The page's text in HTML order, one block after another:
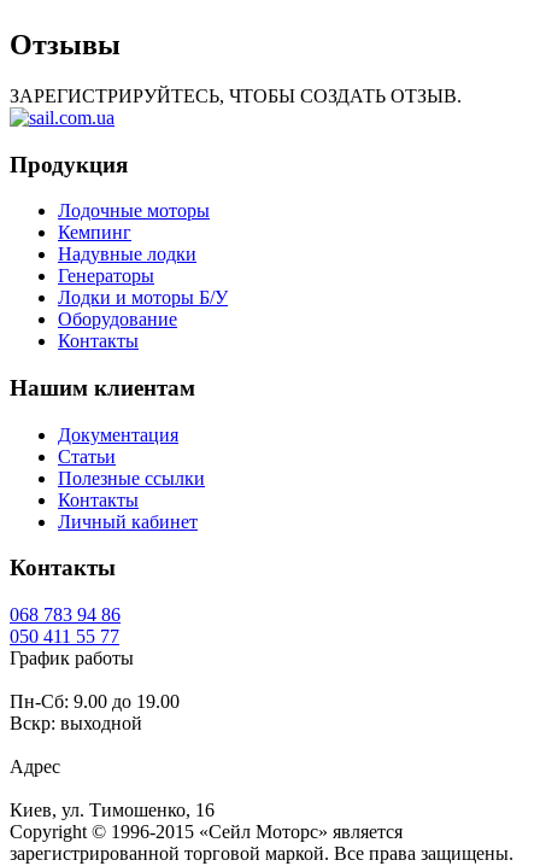
Отзывы
ЗАРЕГИСТРИРУЙТЕСЬ, ЧТОБЫ СОЗДАТЬ ОТЗЫВ.
Продукция
Лодочные моторы
Кемпинг
Надувные лодки
Генераторы
Лодки и моторы Б/У
Оборудование
Контакты
Нашим клиентам
Документация
Статьи
Полезные ссылки
Контакты
Личный кабинет
Контакты
068 783 94 86
050 411 55 77
График работы
Пн-Сб: 9.00 до 19.00
Вскр: выходной
Адрес
Киев, ул. Тимошенко, 16
Copyright © 1996-2015 «Сейл Моторс» является
зарегистрированной торговой маркой. Все права защищены.